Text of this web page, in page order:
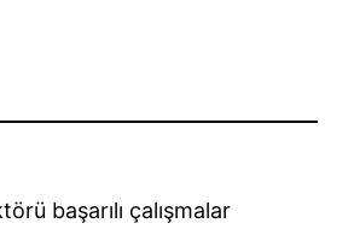
başarılı çalışmalar